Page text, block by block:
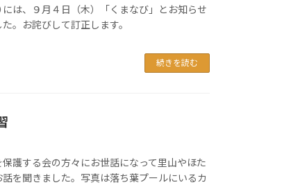
は、９月４日（木）「くまなび」とお知らせ
。お詫びして訂正します。
続きを読む
護する会の方々にお世話になって里山やほた
を聞きました。写真は落ち葉プールにいるカ